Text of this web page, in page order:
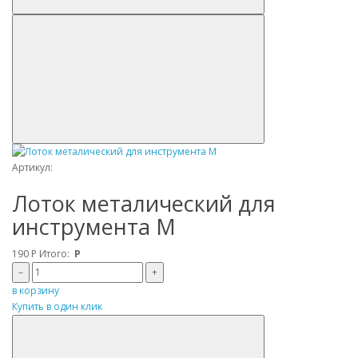
Артикул:
Лоток металический для
инструмента M
190 Р Итого: Р
–
+
в корзину
Купить в один клик